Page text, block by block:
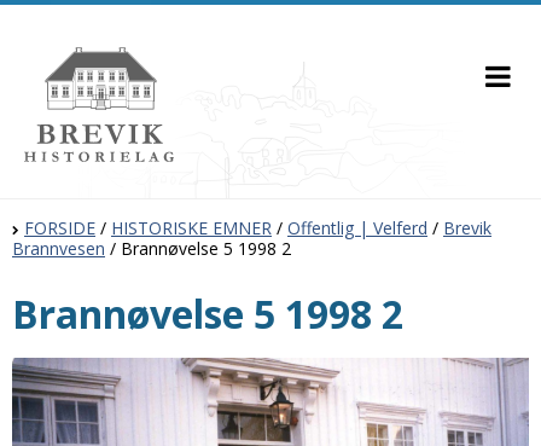
FORSIDE / HISTORISKE EMNER / Offentlig | Velferd / Brevik
Brannvesen / Brannøvelse 5 1998 2
Brannøvelse 5 1998 2